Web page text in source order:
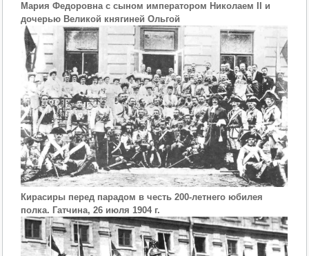
Мария Федоровна с сыном императором Николаем II и
дочерью Великой княгиней Ольгой
Кирасиры перед парадом в честь 200-летнего юбилея
полка. Гатчина, 26 июля 1904 г.